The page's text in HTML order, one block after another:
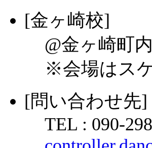
[金ヶ崎校]
@金ヶ崎町
※会場はス
[問い合わせ先]
TEL : 090-